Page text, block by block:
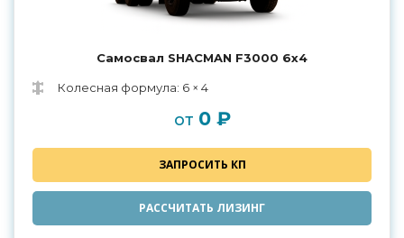
Самосвал SHACMAN F3000 6x4
Колесная формула: 6 × 4
от 0 ₽
ЗАПРОСИТЬ КП
РАССЧИТАТЬ ЛИЗИНГ